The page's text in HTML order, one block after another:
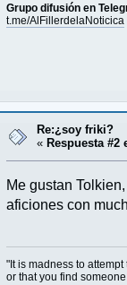
Grupo difusión en
t.me/AlFillerdelaNoticica
Re:¿soy friki?
« Respuesta #2
Me gustan
aficiones con
"It is madness to
or that you find